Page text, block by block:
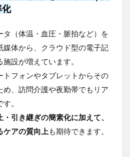
化
（体温・血圧・脈拍など）を
媒体から、クラウド型の電子記
設が増えています。
トフォンやタブレットからその
、訪問介護や夜勤帯でもリア
。
引き継ぎの簡素化に加えて、
ケアの質向上も期待できます。